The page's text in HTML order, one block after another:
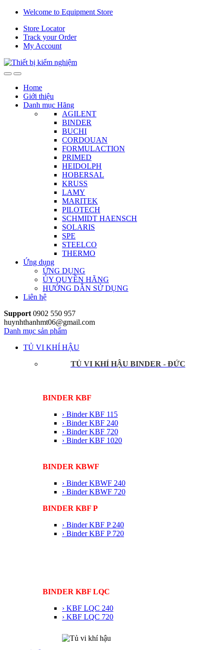
Skip
navigation
Skip
content
Welcome to Equipment Store
Store Locator
Track your Order
My Account
Home
Giới thiệu
Danh mục Hãng
AGILENT
BINDER
BUCHI
CORDOUAN
FORMULACTION
PRIMED
HEIDOLPH
HOBERSAL
KRUSS
LAMY
MARITEK
PILOTECH
SCHMIDT HAENSCH
SOLARIS
SPE
STEELCO
THERMO
Ứng dụng
ỨNG DỤNG
ỦY QUYỀN HÃNG
HƯỚNG DẪN SỬ DỤNG
Liên hệ
Support 0902 550 957
huynhthanhmt06@gmail.com
Danh mục sản phẩm
TỦ VI KHÍ HẬU
TỦ VI KHÍ HẬU BINDER - ĐỨC
BINDER KBF
› Binder KBF 115
› Binder KBF 240
› Binder KBF 720
› Binder KBF 1020
BINDER KBWF
› Binder KBWF 240
› Binder KBWF 720
BINDER KBF P
› Binder KBF P 240
› Binder KBF P 720
BINDER KBF LQC
› KBF LQC 240
› KBF LQC 720